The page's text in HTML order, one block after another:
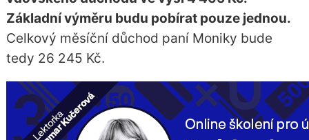
Základní výměru budu pobírat pouze jednou.
Celkový měsíční důchod paní Moniky bude
tedy 26 245 Kč.